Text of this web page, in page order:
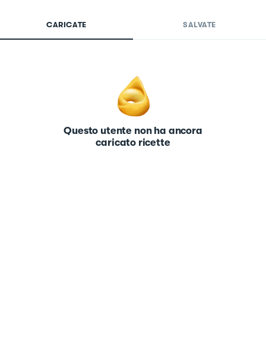
CARICATE SALVATE
Questo utente non ha ancora
caricato ricette